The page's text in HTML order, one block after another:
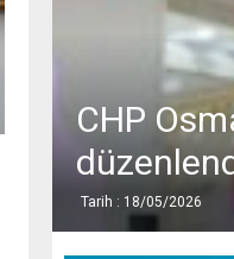
CHP
Tarih : 18/05/2026